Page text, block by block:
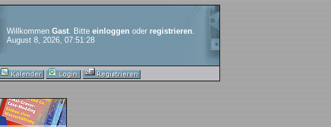
Willkommen Gast. Bitte einloggenoder registrieren.
August 8, 2026, 07:51:28